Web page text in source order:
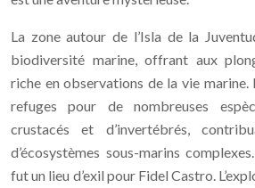
La zone autour de l’Isla de la
biodiversité marine, offrant aux
riche en observations de la vie marine.
refuges pour de nombreuses
crustacés et d’invertébrés,
d’écosystèmes sous-marins
fut un lieu d’exil pour Fidel Castro.